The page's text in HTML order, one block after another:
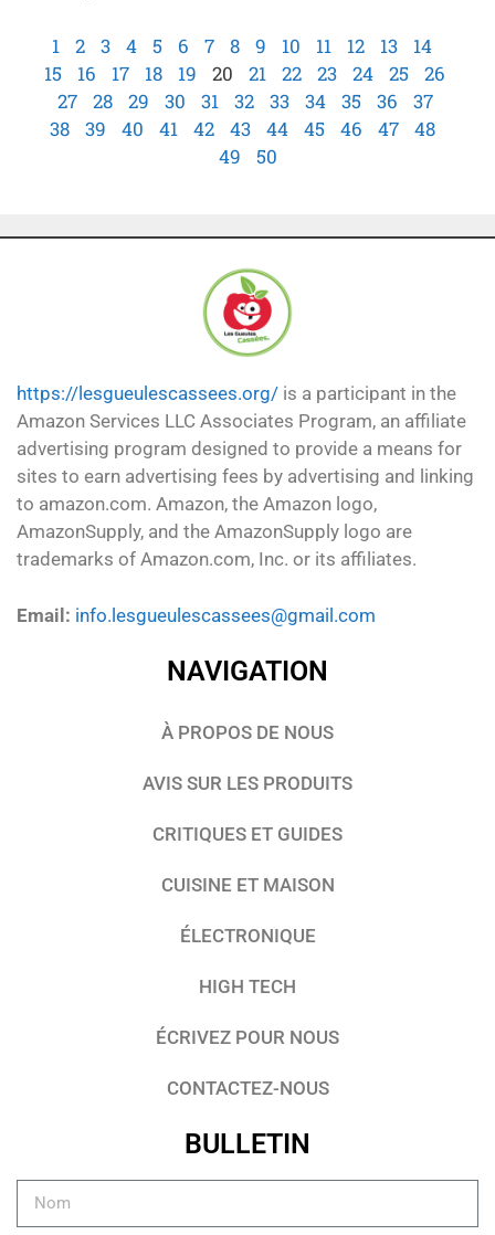
1 2 3 4 5 6 7 8 9 10 11 12 13
14
15
16 17 18 19 20 21 22 23 24 25
26
27
28 29 30 31 32 33 34 35 36
37
38
39 40 41 42 43 44 45 46 47
48
49
50
https://lesgueulescassees.org/ is a participant in the
Amazon Services LLC Associates Program, an affiliate
advertising program designed to provide a means for
sites to earn advertising fees by advertising and linking
to amazon.com. Amazon, the Amazon logo,
AmazonSupply, and the AmazonSupply logo are
trademarks of Amazon.com, Inc. or its affiliates.
Email: info.lesgueulescassees@gmail.com
NAVIGATION
À PROPOS DE NOUS
AVIS SUR LES PRODUITS
CRITIQUES ET GUIDES
CUISINE ET MAISON
ÉLECTRONIQUE
HIGH TECH
ÉCRIVEZ POUR NOUS
CONTACTEZ-NOUS
BULLETIN